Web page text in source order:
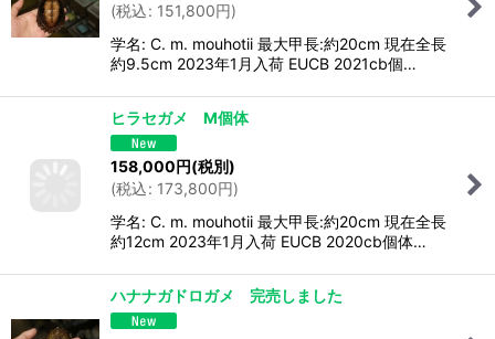
(税込: 151,800円)
学名: C. m. mouhotii 最大甲長:約20cm 現在全長
約9.5cm 2023年1月入荷 EUCB 2021cb個…
ヒラセガメ M個体
158,000円(税別)
(税込: 173,800円)
学名: C. m. mouhotii 最大甲長:約20cm 現在全長
約12cm 2023年1月入荷 EUCB 2020cb個体…
ハナナガドロガメ 完売しました